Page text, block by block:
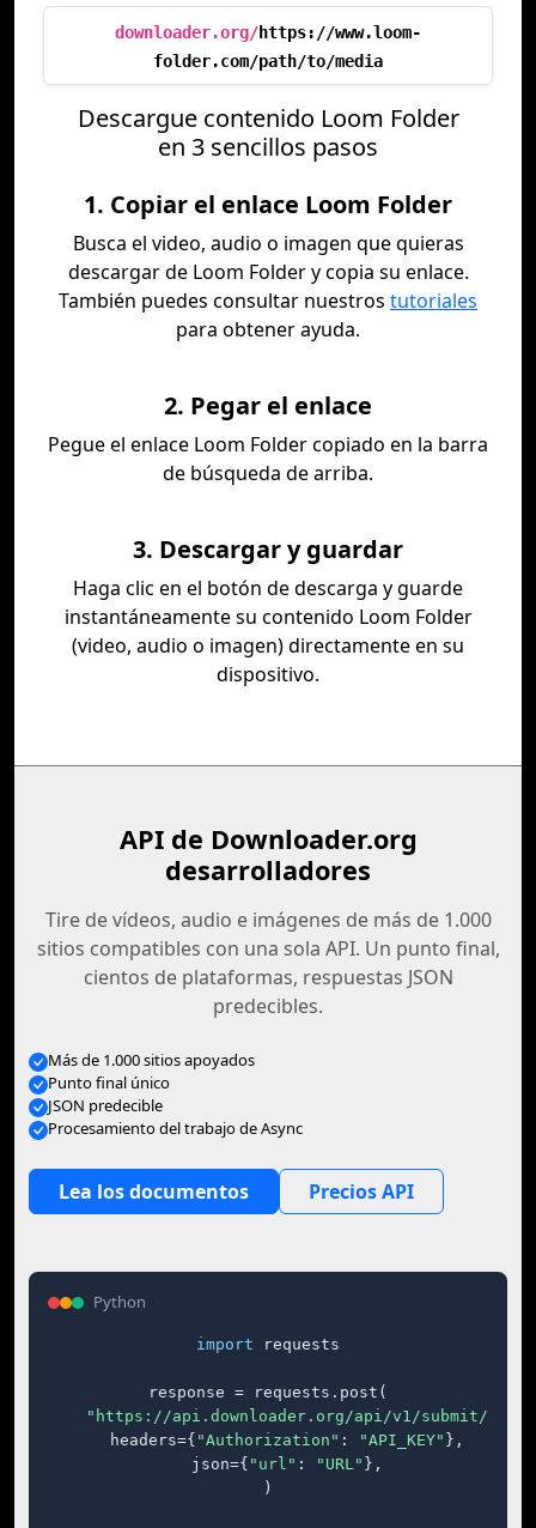
downloader.org/https://www.loom-
folder.com/path/to/media
Descargue contenido Loom Folder
en 3 sencillos pasos
1. Copiar el enlace Loom Folder
Busca el video, audio o imagen que quieras
descargar de Loom Folder y copia su enlace.
También puedes consultar nuestros tutoriales
para obtener ayuda.
2. Pegar el enlace
Pegue el enlace Loom Folder copiado en la barra
de búsqueda de arriba.
3. Descargar y guardar
Haga clic en el botón de descarga y guarde
instantáneamente su contenido Loom Folder
(video, audio o imagen) directamente en su
dispositivo.
API de Downloader.org
desarrolladores
Tire de vídeos, audio e imágenes de más de 1.000
sitios compatibles con una sola API. Un punto final,
cientos de plataformas, respuestas JSON
predecibles.
Más de 1.000 sitios apoyados
Punto final único
JSON predecible
Procesamiento del trabajo de Async
Lea los documentos Precios API
Python
import requests
response = requests.post(
"https://api.downloader.org/api/v1/submit/"
    headers={
"Authorization" : "API_KEY" },
    json={
"url" : "URL" },
)